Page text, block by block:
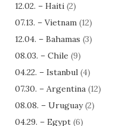
12.02. – Haiti (2)
07.13. – Vietnam (12)
12.04. – Bahamas (3)
08.03. – Chile (9)
04.22. – Istanbul (4)
07.30. – Argentina (12)
08.08. – Uruguay(2)
04.29. – Egypt (6)